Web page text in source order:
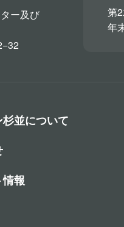
ー及び
第
年
並について
報